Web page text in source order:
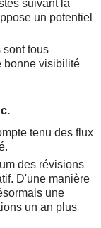
suivant la
un potentiel
sont tous
bonne visibilité
tenu des flux
des révisions
D'une manière
une
un an plus